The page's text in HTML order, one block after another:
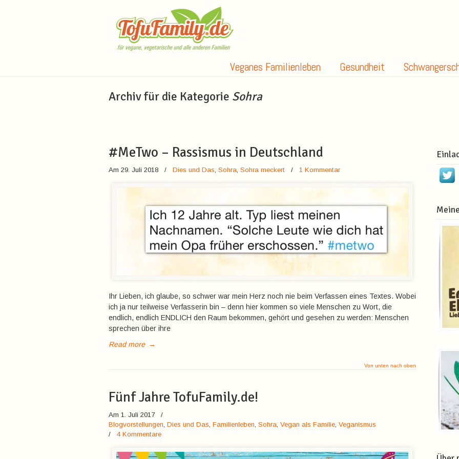
Veganes Familienleben Gesundheit
Archiv für die Kategorie Sohra
#MeTwo – Rassismus in Deutschland
Am 29. Juli 2018 / Dies und Das, Sohra, Sohra meckert / 1 Kommentar
Ihr Lieben, ich glaube, so schwer war mein Herz noch nie beim Verfassen eines Textes. Wobei
ich ja nur teilweise Verfasserin bin – denn hier kommen so viele Menschen zu Wort, die
endlich, endlich ENDLICH den Raum bekommen, gehört und gesehen zu werden: Menschen
sprechen über ihre
Read more →
Von unten nach oben
Fünf Jahre TofuFamily.de!
Am 1. Juli 2017
/
Blogvorstellungen, Dies und Das, Familienleben, Sohra, Vegan als Familie, Veganismus
/ 4 Kommentare